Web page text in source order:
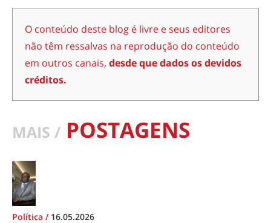
O conteúdo deste blog é livre e seus editores
não têm ressalvas na reprodução do conteúdo
em outros canais, desde que dados os devidos
créditos.
MAIS / POSTAGENS
Política / 16.05.2026